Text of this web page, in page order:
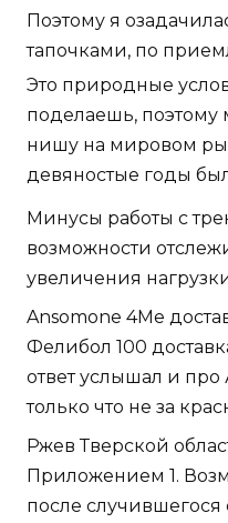
Поэтому я
тапочками, по
Это природные
поделаешь, поэтому
нишу на мировом
девяностые годы
Минусы работы с
возможности
увеличения
Ansomone 4Me
Фелибол 100
ответ услышал и
только что не за
Ржев Тверской
Приложением 1.
после